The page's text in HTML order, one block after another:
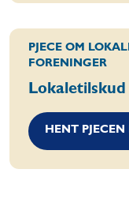
PJECE OM
FORENINGER
Lokaletilskud
HENT PJECEN